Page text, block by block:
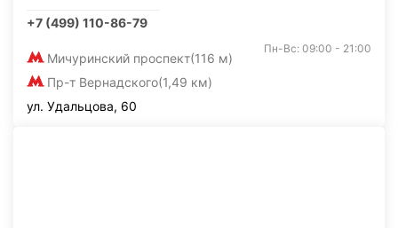
+7 (499) 110-86-79
Мичуринский проспект(116 м)
Пр-т Вернадского(1,49 км)
Пн-Вс: 09:00 - 21:00
ул. Удальцова, 60